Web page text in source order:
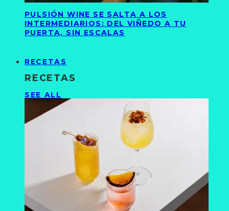
PULSIÓN WINE SE SALTA A LOS
INTERMEDIARIOS: DEL VIÑEDO A TU
PUERTA, SIN ESCALAS
RECETAS
RECETAS
SEE ALL